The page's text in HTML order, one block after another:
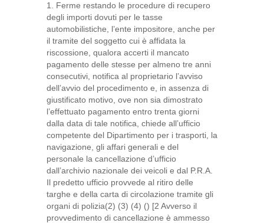
1. Ferme restando le procedure di recupero
degli importi dovuti per le tasse
automobilistiche, l’ente impositore, anche per
il tramite del soggetto cui è affidata la
riscossione, qualora accerti il mancato
pagamento delle stesse per almeno tre anni
consecutivi, notifica al proprietario l’avviso
dell’avvio del procedimento e, in assenza di
giustificato motivo, ove non sia dimostrato
l’effettuato pagamento entro trenta giorni
dalla data di tale notifica, chiede all’ufficio
competente del Dipartimento per i trasporti, la
navigazione, gli affari generali e del
personale la cancellazione d’ufficio
dall’archivio nazionale dei veicoli e dal P.R.A.
Il predetto ufficio provvede al ritiro delle
targhe e della carta di circolazione tramite gli
organi di polizia(2) (3) (4) () [2 Avverso il
provvedimento di cancellazione è ammesso